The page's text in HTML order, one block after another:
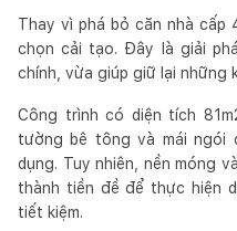
Thay vì phá bỏ căn nhà cấp
chọn cải tạo. Đây là giải
chính, vừa giúp giữ lại những
Công trình có diện tích
tường bê tông và mái ngói
dụng. Tuy nhiên, nền móng
thành tiền đề để thực hiện
tiết kiệm.